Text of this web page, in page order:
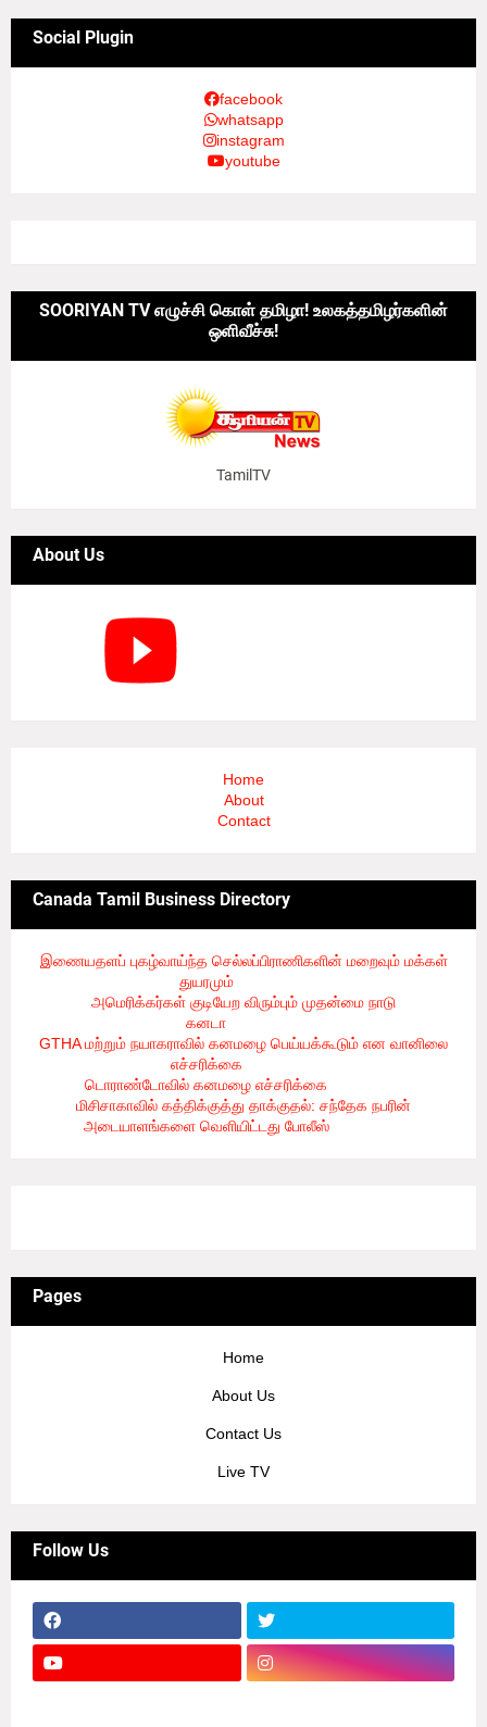
Social Plugin
facebook
whatsapp
instagram
youtube
SOORIYAN TV எழுச்சி கொள் தமிழா! உலகத்தமிழர்களின்
ஒளிவீச்சு!
TamilTV
About Us
Home
About
Contact
Canada Tamil Business Directory
இணையதளப் புகழ்வாய்ந்த செல்லப்பிராணிகளின் மறைவும் மக்கள்
துயரமும்- 8/2/2026
அமெரிக்கர்கள் குடியேற விரும்பும் முதன்மை நாடு
கனடா
GTHA மற்றும் நயாகராவில் கனமழை பெய்யக்கூடும் என வானிலை
எச்சரிக்கை
டொராண்டோவில் கனமழை எச்சரிக்கை
மிசிசாகாவில் கத்திக்குத்து தாக்குதல்: சந்தேக நபரின்
அடையாளங்களை வெளியிட்டது போலீஸ்- 8/1/2026
Pages
Home
About Us
Contact Us
Live TV
Follow Us